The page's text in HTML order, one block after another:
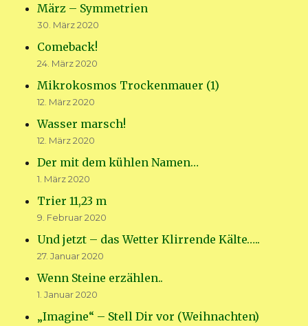
März – Symmetrien
30. März 2020
Comeback!
24. März 2020
Mikrokosmos Trockenmauer (1)
12. März 2020
Wasser marsch!
12. März 2020
Der mit dem kühlen Namen…
1. März 2020
Trier 11,23 m
9. Februar 2020
Und jetzt – das Wetter Klirrende Kälte…..
27. Januar 2020
Wenn Steine erzählen..
1. Januar 2020
„Imagine“ – Stell Dir vor (Weihnachten)